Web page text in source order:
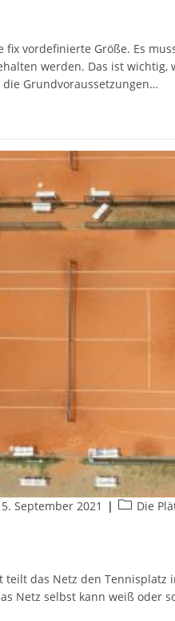
vordefinierte Größe. Es
werden. Das ist wichtig,
Grundvoraussetzungen…
September 2021
Beitrags-
Die
teilt das Netz den Tennisplatz
Netz selbst kann weiß oder